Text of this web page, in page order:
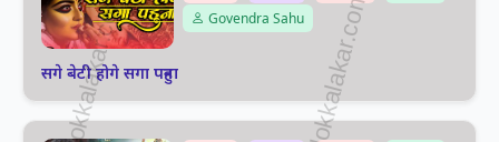
Govendra Sahu
सगे बेटी होगे सगा पहुना